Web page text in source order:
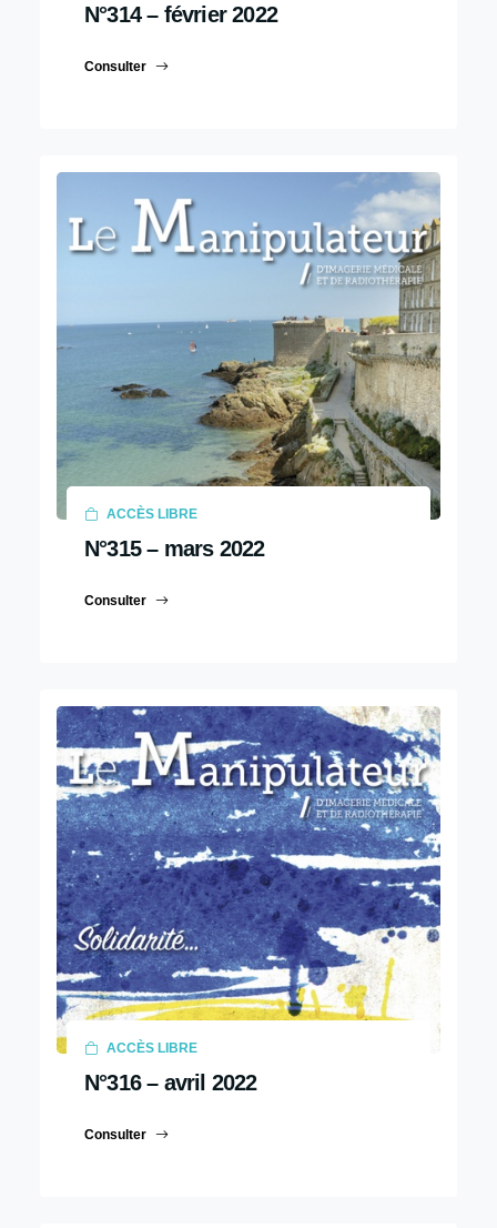
N°314 – février 2022
Consulter
ACCÈS LIBRE
N°315 – mars 2022
Consulter
ACCÈS LIBRE
N°316 – avril 2022
Consulter